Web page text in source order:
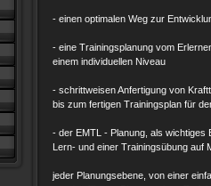
- einen optimalen Weg zur
- eine Trainingsplanung vom
einem individuellen Niveau
- schrittweisen Anfertigung von
bis zum fertigen Trainingsplan für
- der EMTL - Planung, als wichtiges
Lern- und einer Trainingsübung auf
jeder Planungsebene, von einer